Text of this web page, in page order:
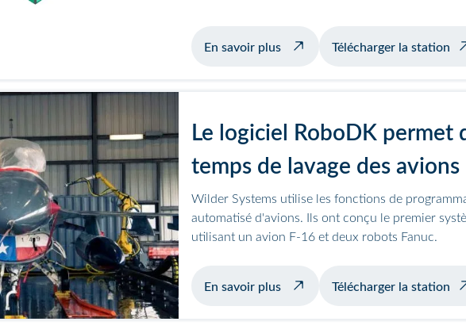
En savoir plus exemple de soudage avec
Télécharger la station
Le logiciel RoboDK permet
temps de lavage des avions
Wilder Systems utilise les fonctions de
automatisé d'avions. Ils ont conçu le premier
utilisant un avion F-16 et deux robots Fanuc.
En savoir plus sur le lavage automatisé des
Télécharger la station